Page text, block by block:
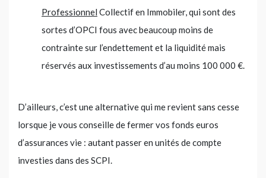
Professionnel Collectif en Immobiler, qui sont des
sortes d’OPCI fous avec beaucoup moins de
contrainte sur l’endettement et la liquidité mais
réservés aux investissements d’au moins 100 000 €.
D’ailleurs, c’est une alternative qui me revient sans cesse
lorsque je vous conseille de fermer vos fonds euros
d’assurances vie : autant passer en unités de compte
investies dans des SCPI.